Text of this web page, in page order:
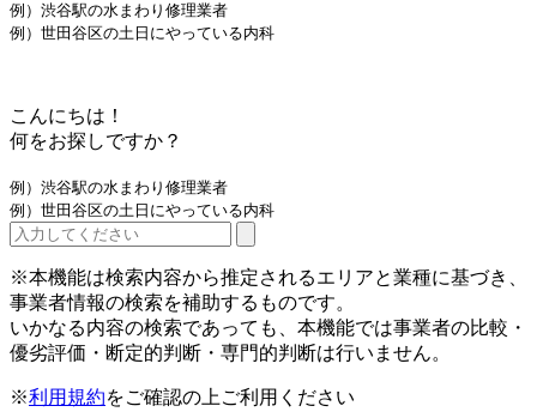
例）渋谷駅の水まわり修理業者
例）世田谷区の土日にやっている内科
こんにちは！
何をお探しですか？
例）渋谷駅の水まわり修理業者
例）世田谷区の土日にやっている内科
※本機能は検索内容から推定されるエリアと業種に基づき、
事業者情報の検索を補助するものです。
いかなる内容の検索であっても、本機能では事業者の比較・
優劣評価・断定的判断・専門的判断は行いません。
※利用規約をご確認の上ご利用ください